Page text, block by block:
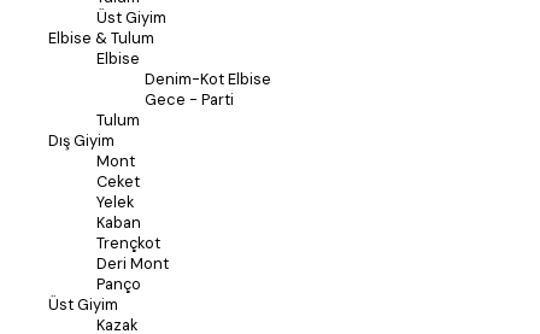
Üst Giyim
Elbise & Tulum
Elbise
Denim-Kot Elbise
Gece - Parti
Tulum
Dış Giyim
Mont
Ceket
Yelek
Kaban
Trençkot
Deri Mont
Panço
Üst Giyim
Kazak